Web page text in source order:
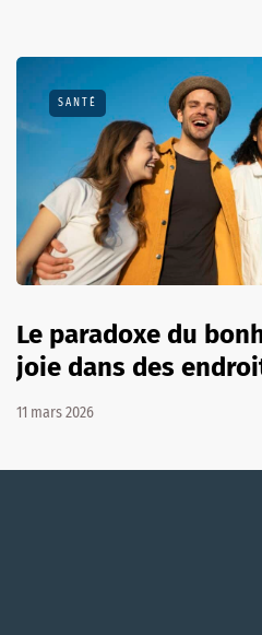
SANTÉ
Le paradoxe du
joie dans des
11 mars 2026